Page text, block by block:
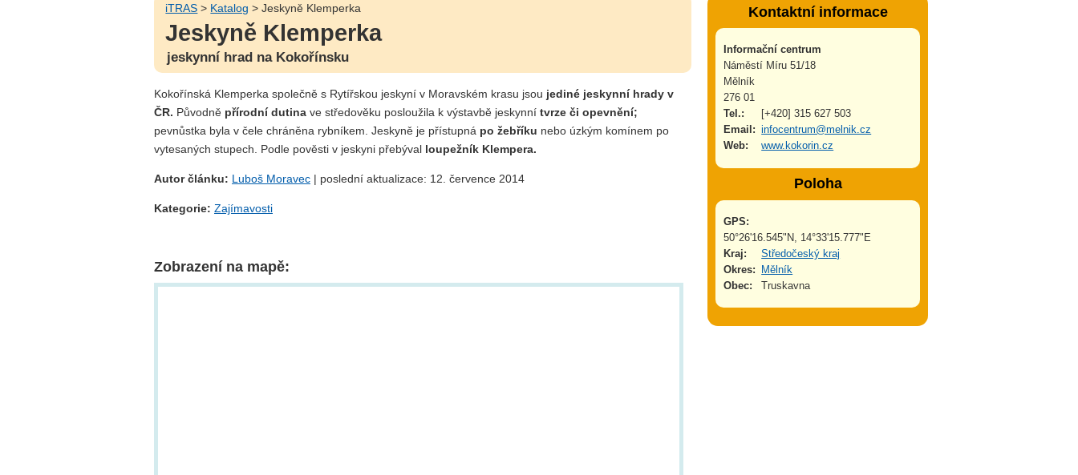
iTRAS > Katalog > Jeskyně Klemperka
Jeskyně Klemperka
jeskynní hrad na Kokořínsku
Kokořínská Klemperka společně s Rytířskou jeskyní v Moravském krasu jsou jediné jeskynní hrady v
ČR. Původně přírodní dutina ve středověku posloužila k výstavbě jeskynní tvrze či opevnění;
pevnůstka byla v čele chráněna rybníkem. Jeskyně je přístupná po žebříku nebo úzkým komínem po
vytesaných stupech. Podle pověsti v jeskyni přebýval loupežník Klempera.
Autor článku: Luboš Moravec | poslední aktualizace: 12. července 2014
Kategorie: Zajímavosti
Zobrazení na mapě:
Kontaktní informace
Informační centrum
Náměstí Míru 51/18
Mělník
276 01
Tel.:
[+420] 315 627 503
Email: infocentrum@melnik.cz
Web:
www.kokorin.cz
Poloha
GPS:
50°26'16.545"N, 14°33'15.777"E
Kraj:
Středočeský kraj
Okres:
Mělník
Obec:
Truskavna